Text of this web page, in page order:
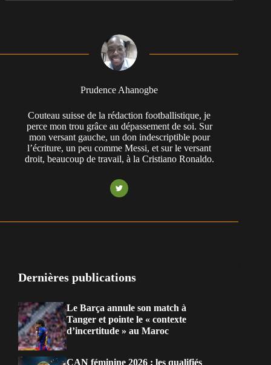
Prudence Ahanogbe
Couteau suisse de la rédaction footballistique, je
perce mon trou grâce au dépassement de soi. Sur
mon versant gauche, un don indescriptible pour
l’écriture, un peu comme Messi, et sur le versant
droit, beaucoup de travail, à la Cristiano Ronaldo.
Dernières publications
Le Barça annule son match à
Tanger et pointe le « contexte
d’incertitude » au Maroc
CAN féminine 2026 : les qualifiés